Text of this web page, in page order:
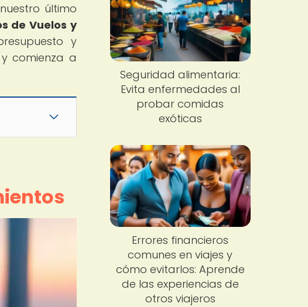
último
de Vuelos y
y
comienza a
Seguridad alimentaria:
Evita enfermedades al
probar comidas
exóticas
Errores financieros
comunes en viajes y
cómo evitarlos: Aprende
de las experiencias de
otros viajeros